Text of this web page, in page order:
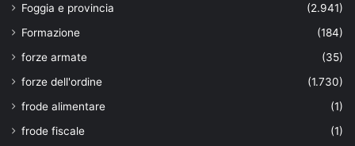
Foggia e provincia
(2.941)
Formazione
(184)
forze armate
(35)
forze dell'ordine
(1.730)
frode alimentare
(1)
frode fiscale
(1)